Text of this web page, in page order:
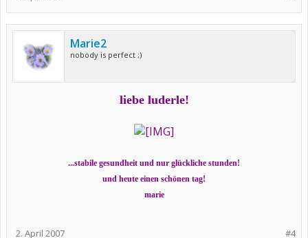
Marie2
nobody is perfect ;)
liebe luderle!
...stabile gesundheit und nur glückliche stunden!
und heute einen schönen tag!
marie
#4
2. April 2007